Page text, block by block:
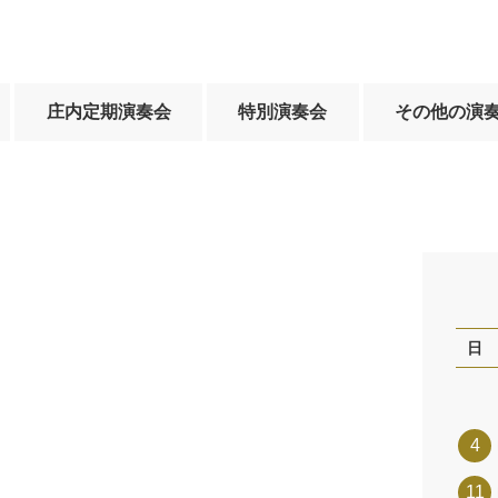
庄内定期演奏会 特別演奏会 その他の演
日
4
11